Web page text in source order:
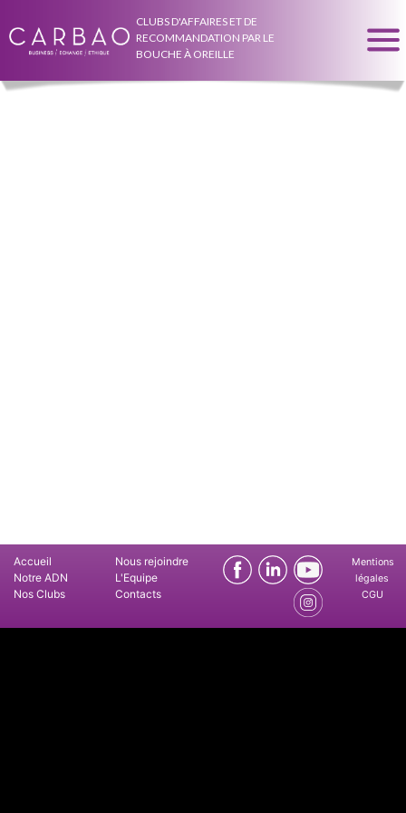
CLUBS D'AFFAIRES ET DE
RECOMMANDATION PAR LE
BOUCHE À OREILLE
Accueil
Notre ADN
Nos Clubs
Nous rejoindre
L'Equipe
Contacts
Mentions
légales
CGU